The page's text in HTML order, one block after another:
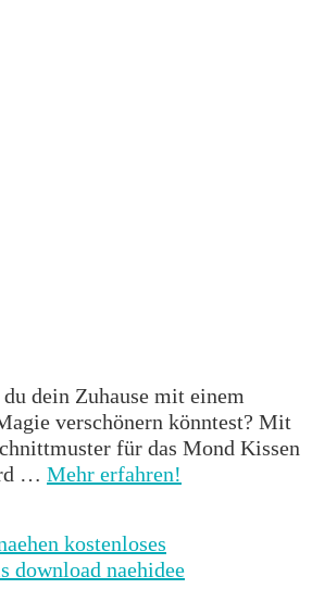
dein Zuhause mit einem
verschönern könntest? Mit
für das Mond Kissen
… Mehr erfahren!